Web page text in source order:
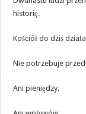
historię.
Kościół do dziś
Nie potrzebuje
Ani pieniędzy.